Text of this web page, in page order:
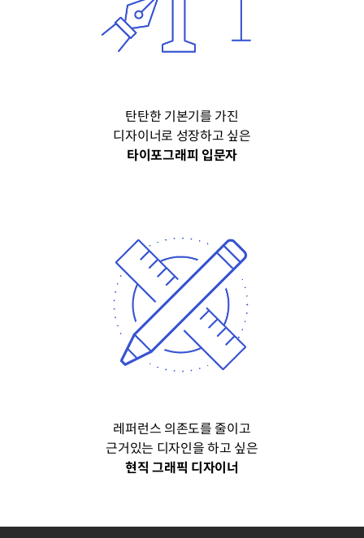
탄탄한 기본기를 가진
디자이너로 성장하고 싶은
타이포그래피 입문자
레퍼런스 의존도를 줄이고
근거있는 디자인을 하고 싶은
현직 그래픽 디자이너